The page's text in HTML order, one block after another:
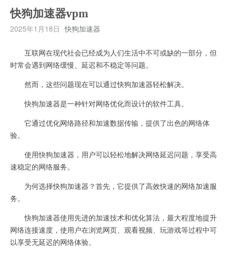
快狗加速器vpm
2025年1月18日 快狗加速器
互联网在现代社会已经成为人们生活中不可或缺的一部分，但
时常会遇到网络缓慢、延迟和不稳定等问题。
然而，这些问题现在可以通过快狗加速器轻松解决。
快狗加速器是一种针对网络优化而设计的软件工具。
它通过优化网络路径和加速数据传输，提供了出色的网络体
验。
使用快狗加速器，用户可以轻松地解决网络延迟问题，享受高
速稳定的网络服务。
为何选择快狗加速器？首先，它提供了高效快速的网络加速服
务。
快狗加速器使用先进的加速技术和优化算法，最大程度地提升
网络连接速度，使用户在浏览网页、观看视频、玩游戏等过程中可
以享受无延迟的网络体验。